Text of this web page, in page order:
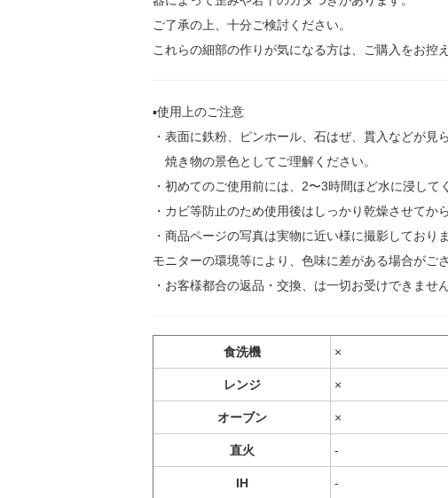
ご了承の上、十分ご検討ください。
これらの細部の作りが気になる方は、ご購入をお控
▪️使用上のご注意
・表面に鉄粉、ピンホール、石はぜ、貫入などが見
焼き物の景色としてご理解ください。
・初めてのご使用前には、2〜3時間ほど水に浸して
・カビ等防止のため使用後はしっかり乾燥させてか
・商品ページの写真は実物に近い様に撮影しておりま
モニターの環境等により、色味に差がある場合がござ
・お客様都合の返品・交換、は一切お受けできません
食洗機 ×
レンジ ×
オーブン ×
直火 -
IH -